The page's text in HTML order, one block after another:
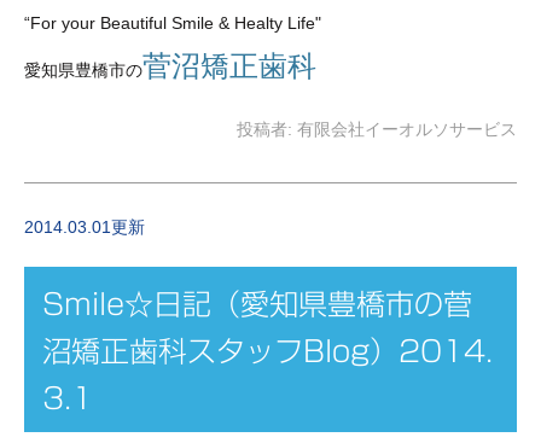
“For your Beautiful Smile & Healty Life"
愛知県豊橋市の菅沼矯正歯科
投稿者: 有限会社イーオルソサービス
2014.03.01更新
Smile☆日記（愛知県豊橋市の菅
沼矯正歯科スタッフBlog）2014.
3.1